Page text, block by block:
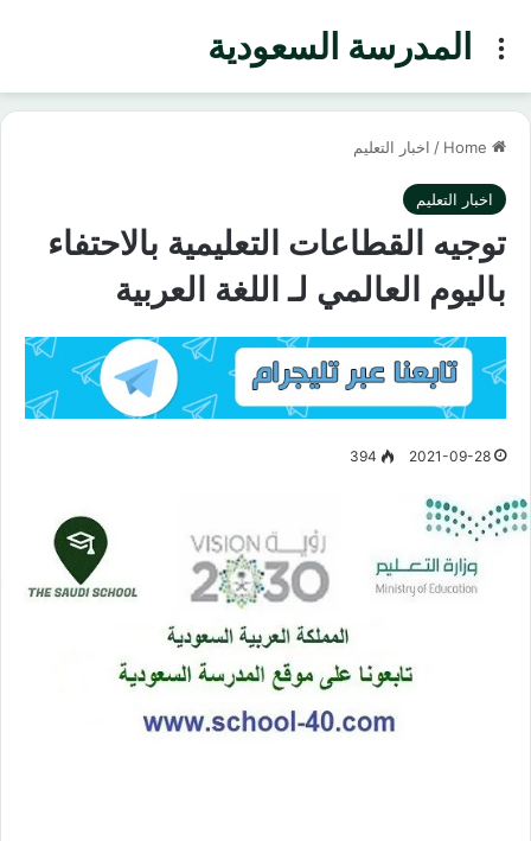
المدرسة السعوديةMenu
/ اخبار التعليم
اخبار التعليم
توجيه القطاعات التعليمية بالاحتفاء
باليوم العالمي لـ اللغة العربية
2021-09-28
394